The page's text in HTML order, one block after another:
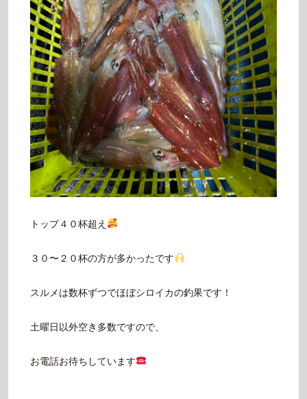
トップ４０杯超え
３０〜２０杯の方が多かったです
スルメは数杯ずつでほぼシロイカの釣果です！
土曜日以外空き多数ですので、
お電話お待ちしています